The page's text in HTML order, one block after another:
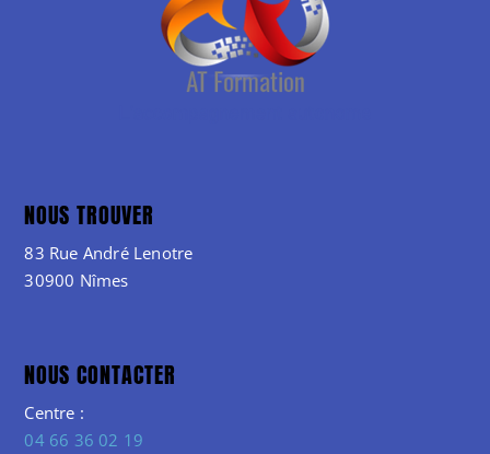
NOUS TROUVER
83 Rue André Lenotre
30900 Nîmes
NOUS CONTACTER
Centre :
04 66 36 02 19